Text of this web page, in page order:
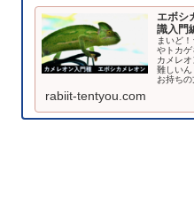
エボシ
識入門
まいど
やトカゲ
カメレ
難しい
お持ちの
rabiit-tentyou.com